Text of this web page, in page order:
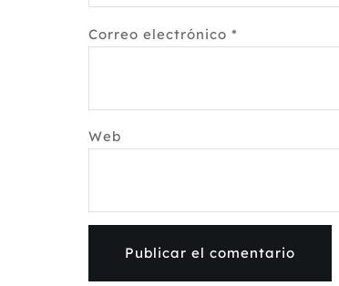
Correo electrónico *
Web